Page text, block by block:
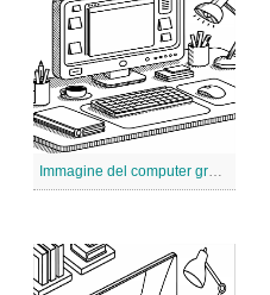
Immagine del computer gratuita